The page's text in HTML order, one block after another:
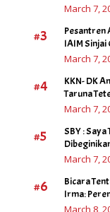
March 7,
#3
Pesantren
IAIM Sinjai
March 7,
#4
KKN- DK
Taruna
March 7,
#5
SBY :
March 7,
#6
Bicara
Irma:
March 8,